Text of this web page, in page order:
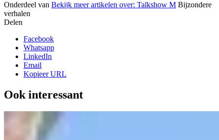
Onderdeel van Bekijk meer artikelen over: Talkshow M Bijzondere
verhalen
Delen
Facebook
Whatsapp
LinkedIn
Email
Kopieer URL
Ook interessant